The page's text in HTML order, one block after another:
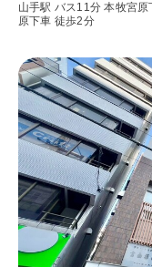
山手駅 バス11分 本牧宮
原下車 徒歩2分